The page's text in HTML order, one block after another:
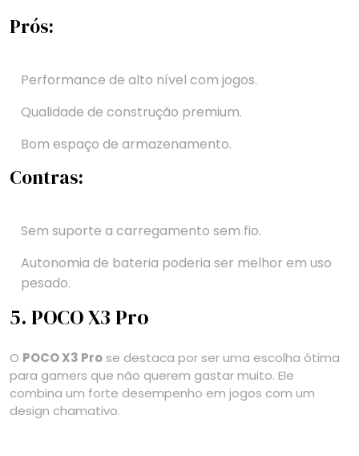
Prós:
Performance de alto nível com jogos.
Qualidade de construção premium.
Bom espaço de armazenamento.
Contras:
Sem suporte a carregamento sem fio.
Autonomia de bateria poderia ser melhor em uso
pesado.
5. POCO X3 Pro
O POCO X3 Pro se destaca por ser uma escolha ótima
para gamers que não querem gastar muito. Ele
combina um forte desempenho em jogos com um
design chamativo.